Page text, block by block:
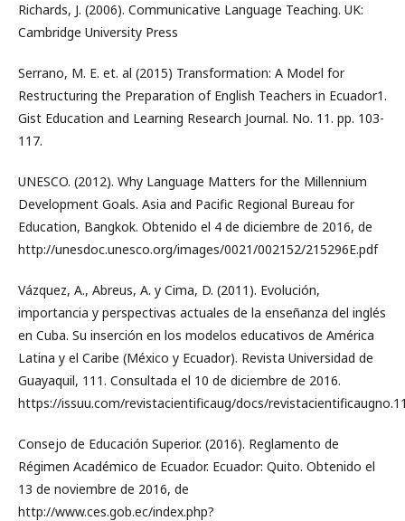
Richards, J. (2006). Communicative Language Teaching. UK:
Cambridge University Press
Serrano, M. E. et. al (2015) Transformation: A Model for
Restructuring the Preparation of English Teachers in Ecuador1.
Gist Education and Learning Research Journal. No. 11. pp. 103-
117.
UNESCO. (2012). Why Language Matters for the Millennium
Development Goals. Asia and Pacific Regional Bureau for
Education, Bangkok. Obtenido el 4 de diciembre de 2016, de
http://unesdoc.unesco.org/images/0021/002152/215296E.pdf
Vázquez, A., Abreus, A. y Cima, D. (2011). Evolución,
importancia y perspectivas actuales de la enseñanza del inglés
en Cuba. Su inserción en los modelos educativos de América
Latina y el Caribe (México y Ecuador). Revista Universidad de
Guayaquil, 111. Consultada el 10 de diciembre de 2016.
https://issuu.com/revistacientificaug/docs/
Consejo de Educación Superior. (2016). Reglamento de
Régimen Académico de Ecuador. Ecuador: Quito. Obtenido el
13 de noviembre de 2016, de
http://www.ces.gob.ec/index.php?